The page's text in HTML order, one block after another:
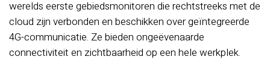
werelds eerste gebiedsmonitoren die rechtstreeks met de
cloud zijn verbonden en beschikken over geïntegreerde
4G-communicatie. Ze bieden ongeëvenaarde
connectiviteit en zichtbaarheid op een hele werkplek.